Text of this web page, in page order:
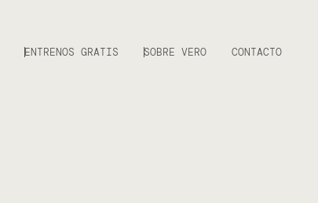
ENTRENOS GRATIS SOBRE VERO CONTACTO